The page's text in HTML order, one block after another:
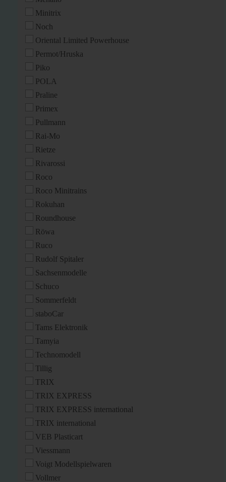
Minitrix
Noch
Oriental Limited Powerhouse
Permot/Hruska
Piko
POLA
Praline
Primex
Pullmann
Rai-Mo
Rietze
Rivarossi
Roco
Roco Minitrains
Rokuhan
Roundhouse
Röwa
Ruco
Rudolf Spitaler
Sachsenmodelle
Schuco
Sommerfeldt
staboCar
Tams Elektronik
Tamyia
Technomodell
Tillig
TRIX
TRIX EXPRESS
TRIX EXPRESS international
TRIX international
VEB Plasticart
Viessmann
Voigt Modellspielwaren
Vollmer